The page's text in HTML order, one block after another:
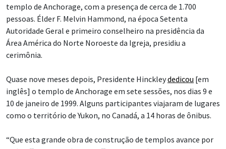
templo de Anchorage, com a presença de cerca de 1.700
pessoas. Élder F. Melvin Hammond, na época Setenta
Autoridade Geral e primeiro conselheiro na presidência da
Área América do Norte Noroeste da Igreja, presidiu a
cerimônia.
Quase nove meses depois, Presidente Hinckleydedicou [em
inglês] o templo de Anchorage em sete sessões, nos dias 9 e
10 de janeiro de 1999. Alguns participantes viajaram de lugares
como o território de Yukon, no Canadá, a 14 horas de ônibus.
“Que esta grande obra de construção de templos avance por